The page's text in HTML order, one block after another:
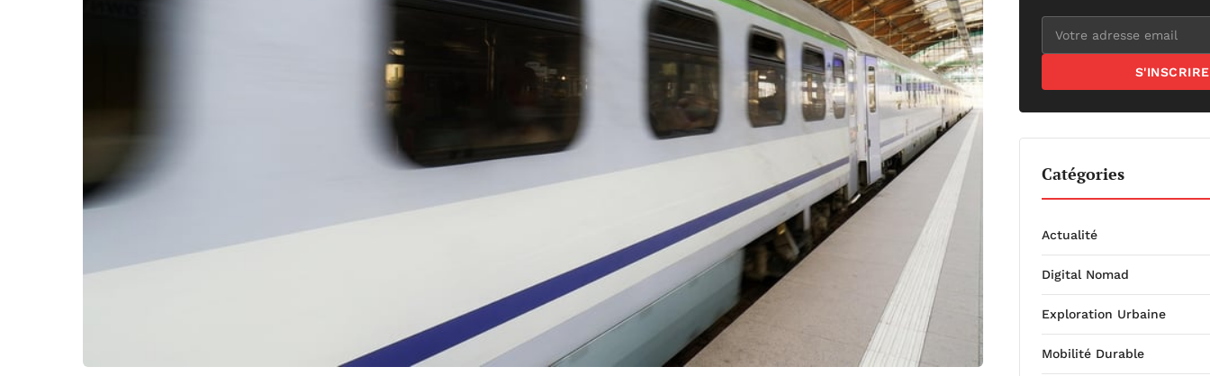
S'INSCRIRE
Catégories
Actualité
Digital Nomad
Exploration Urbaine
Mobilité Durable